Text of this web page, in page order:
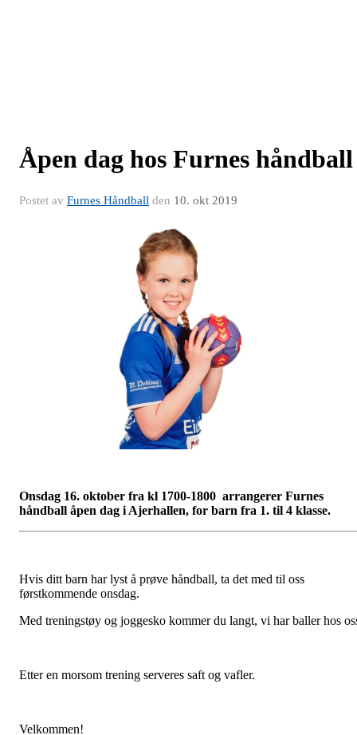
Åpen dag hos Furnes håndball
Postet av Furnes Håndball den 10. okt 2019
Onsdag 16. oktober fra kl 1700-1800 arrangerer Furnes
håndball åpen dag i Ajerhallen, for barn fra 1. til 4 klasse.
Hvis ditt barn har lyst å prøve håndball, ta det med til oss
førstkommende onsdag.
Med treningstøy og joggesko kommer du langt, vi har baller hos
Etter en morsom trening serveres saft og vafler.
Velkommen!